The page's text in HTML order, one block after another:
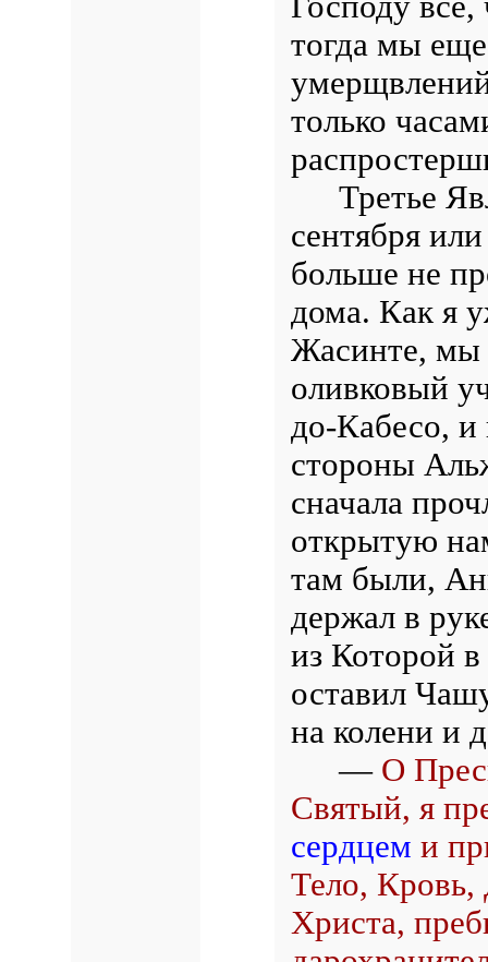
тогда мы
только
Третье
сентября
больше не
дома. Как я
Жасинте, мы
оливковый
до-Кабесо,
стороны
сначала
открытую
там были,
держал в
из Которой
оставил
на колени и
— О
Святый, я
сердцем и
Тело,
Христа,